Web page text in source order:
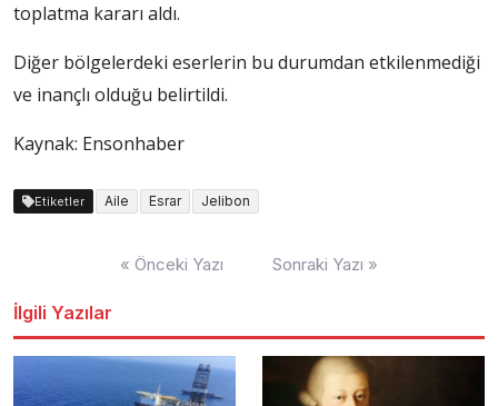
toplatma kararı aldı.
Diğer bölgelerdeki eserlerin bu durumdan etkilenmediği
ve inançlı olduğu belirtildi.
Kaynak: Ensonhaber
Etiketler Aile Esrar Jelibon
« Önceki Yazı Sonraki Yazı »
İlgili Yazılar